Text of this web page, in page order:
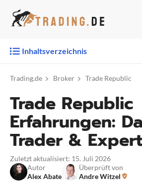
Inhalt
Inhaltsverzeichnis
Trading.de Broker Trade Republic
Trade Republic
Erfahrungen:
Trader &
Zuletzt aktualisiert: 15. Juli 2026
Autor
Alex Abate
Überprüft von
Andre Witzel